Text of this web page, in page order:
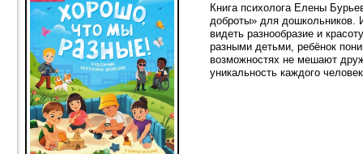
Книга психолога Елены
доброты» для дошкольников.
видеть разнообразие и
разными детьми, ребёнок
возможностях не мешают
уникальность каждого